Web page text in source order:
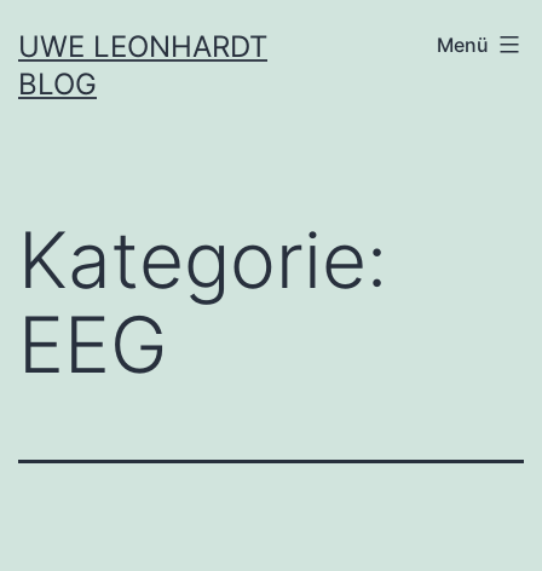
Inhalt
springen
UWE LEONHARDT
BLOG
Menü
Kategorie:
EEG